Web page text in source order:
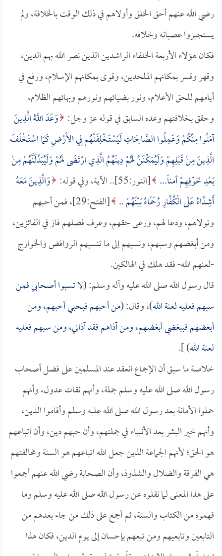
رضي الله عنهم أحق الخلق وأولاهم في ذلك الوقت بالخلافة، ولم
يستجيزوا عصيانه وخلافه.
فكان هؤلاء الأربعة الخلفاء الراشدين الذين نصر الله بهم الدين،
وقهر وقسر بمكانهم الملحدين، وقوى بمكانهم الإسلام، ورفع في
أيامهم للحق الأعلام، ونور بضيائهم ونورهم وبهائهم الظلام،
وحقق بخلافتهم وعده السابق في قوله عز وجل: وَعَدَ اللَّهُ الَّذِينَ
آمَنُوا مِنْكُمْ وَعَمِلُوا الصَّالِحَاتِ لَيَسْتَخْلِفَنَّهُم فِي الأَرْضِ كَمَا اسْتَخْلَفَ
الَّذِينَ مِنْ قَبْلِهِمْ وَلَيُمَكِّنَنَّ لَهُمْ دِينَهُمُ الَّذِي ارْتَضَى لَهُمْ وَلَيُبَدِّلَنَّهُمْ مِنْ
بَعْدِ خَوْفِهِمْ أمناً... [النور:55].. الآية، وفي قوله:
وَالَّذِينَ مَعَهُ
أَشِدَّاءُ عَلَى الْكُفَّارِ رُحَمَاءُ بَيْنَهُمْ ..
[الفتح:29]، فمن أحبهم
وتولاهم، ودعا لهم، ورعى حقهم، وعرف فضلهم فاز في الفائزين،
ومن أبغضهم وسبهم، ونسبهم إلى ما تنسبهم الروافض والخوارج
-لعنهم الله- فقد هلك في الهالكين.
قال رسول الله صلى الله عليه وآله وسلم: (لا تسبوا أصحابي فمن
سبهم فعليه لعنة الله)، وقال: (من أحبهم فبحبي أحبهم، ومن
أبغضهم فببغضي أبغضهم، ومن آذاهم فقد آذاني، ومن سبهم فعليه
لعنة الله) ].
خلاصة ما سبق أن الإجماع انعقد عند المسلمين على فضل أصحاب
رسول الله صلى الله عليه وسلم جملة، وأنهم ثقات عدول، وأنهم
حملوا الأمانة بعد رسول الله صلى الله عليه وسلم وأقاموا الدين،
وأنهم خير البشر بعد الأنبياء في جملتهم، وأن حبهم دين، وأن اتباعهم
هو الحق؛ لأنهم الجماعة الذين جعل الله اتباعهم هو السنة ومخالفتهم
هي الفرقة والضلال والشذوذ، وأن الصحابة رضي الله عنهم أجمعوا
على هذا المعنى لما نقلوه عن رسول الله صلى الله عليه وسلم وما
فهموه من الكتاب والسنة، ثم أجمع على ذلك من جاء بعدهم من
التابعين وتابعيهم ومن تبعهم بإحسان إلى يوم الدين، فكان هذا